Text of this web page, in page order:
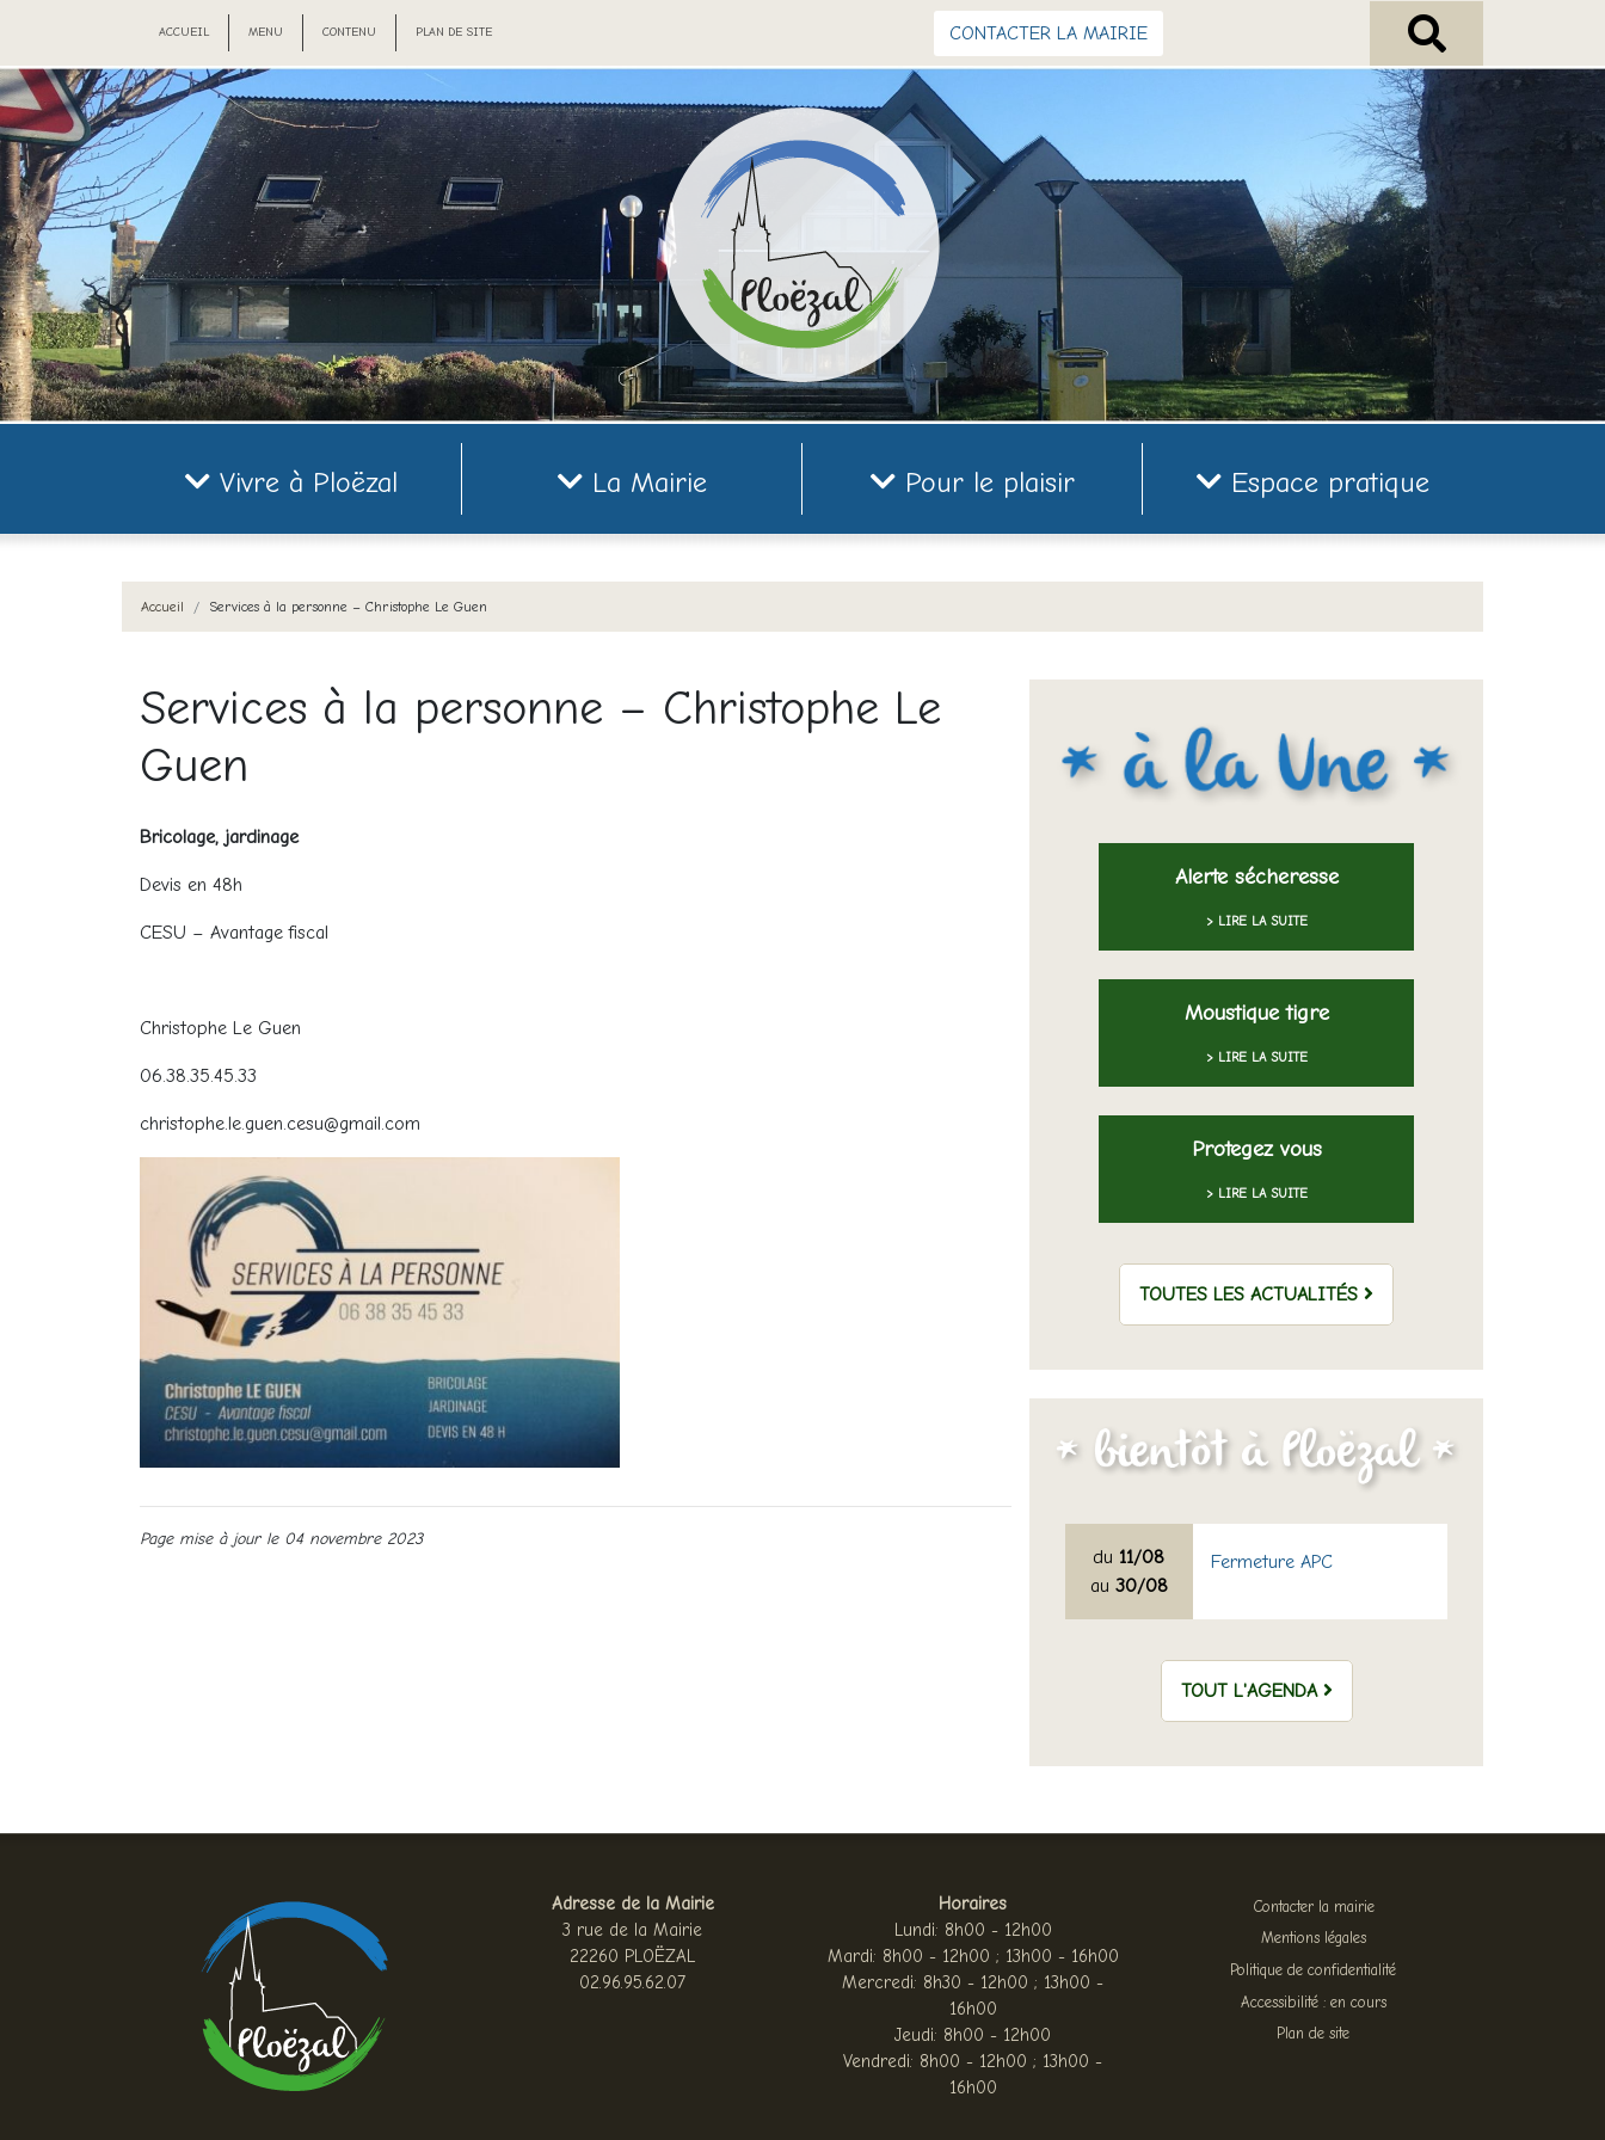
ACCUEIL MENU CONTENU PLAN DE SITE CONTACTER LA MAIRIE
Vivre à Ploëzal La Mairie Pour le plaisir Espace pratique
Accueil Services à la personne – Christophe Le Guen
Services à la personne – Christophe Le
Guen
Bricolage, jardinage
Devis en 48h
CESU – Avantage fiscal
Christophe Le Guen
06.38.35.45.33
christophe.le.guen.cesu@gmail.com
Page mise à jour le 04 novembre 2023
Alerte sécheresse
> LIRE LA SUITE
Moustique tigre
> LIRE LA SUITE
Protegez vous
> LIRE LA SUITE
TOUTES LES ACTUALITÉS
du 11/08
au 30/08
Fermeture APC
TOUT L'AGENDA
Adresse de la Mairie
3 rue de la Mairie
22260 PLOËZAL
02.96.95.62.07
Horaires
Lundi: 8h00 - 12h00
Mardi: 8h00 - 12h00 ; 13h00 - 16h00
Mercredi: 8h30 - 12h00 ; 13h00 -
16h00
Jeudi: 8h00 - 12h00
Vendredi: 8h00 - 12h00 ; 13h00 -
16h00
Contacter la mairie
Mentions légales
Politique de confidentialité
Accessibilité : en cours
Plan de site